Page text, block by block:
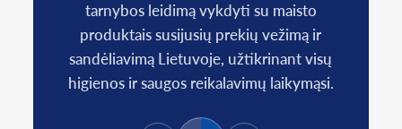
tarnybos leidimą vykdyti su maisto
produktais susijusių prekių vežimą ir
sandėliavimą Lietuvoje, užtikrinant visų
higienos ir saugos reikalavimų laikymąsi.